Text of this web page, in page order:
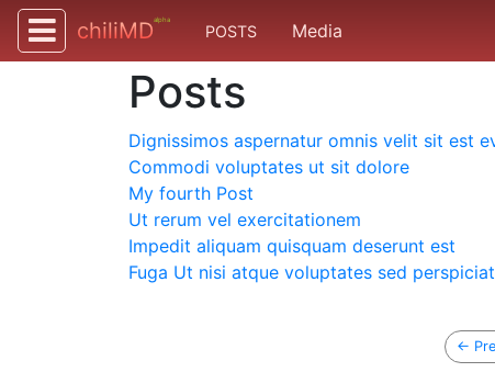
chiliMDalpha
POSTS Media
Posts
Dignissimos aspernatur omnis velit sit est
Commodi voluptates ut sit dolore
My fourth Post
Ut rerum vel exercitationem
Impedit aliquam quisquam deserunt est
Fuga Ut nisi atque voluptates sed
←